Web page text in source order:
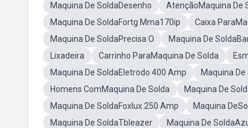
Maquina De SoldaDesenho
AtençãoMaquina De
Maquina De SoldaFortg Mma170ip
Caixa
Maquina De SoldaPrecisa O
Maquina De
Lixadeira
Carrinho ParaMaquina De Solda
Maquina De SoldaEletrodo 400 Amp
Maquina
Homens ComMaquina De Solda
Maquina De
Maquina De SoldaFoxlux 250 Amp
Maquina
Maquina De SoldaTbleazer
Maquina De